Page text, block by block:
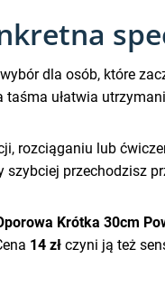
dla osób, które
ułatwia
rozciąganiu lub
szybciej przechodzisz
Krótka 30cm
14 zł czyni ją też